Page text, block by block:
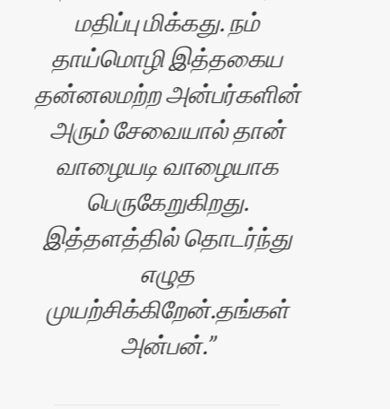
மதிப்பு மிக்கது. நம்
தாய்மொழி இத்தகைய
தன்னலமற்ற அன்பர்களின்
அரும் சேவையால் தான்
வாழையடி வாழையாக
பெருகேறுகிறது.
இத்தளத்தில் தொடர்ந்து
எழுத
முயற்சிக்கிறேன்.தங்கள்
அன்பன்.